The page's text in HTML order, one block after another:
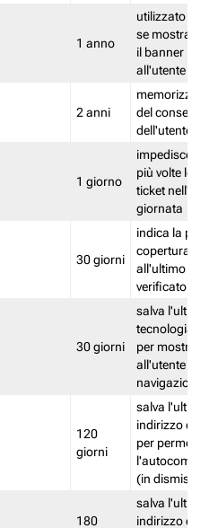
1 anno
utilizzato per
se mostrare
il banner
all'utente
2 anni
memorizza
del
dell'utente
1 giorno
impedisce di
più volte lo
ticket
giornata
30 giorni
indica la
copertura
all'ultimo
verificato
30 giorni
salva l'ultima
tecnologia
per
all'utente
navigazione
120
giorni
salva l'ultimo
indirizzo di
per
(in
180
salva l'ultimo
indirizzo di